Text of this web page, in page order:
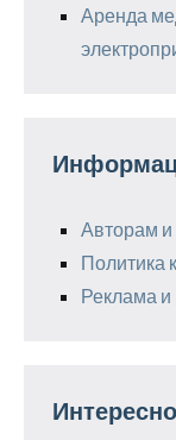
Аренда
Авторам и
Политика
Реклама и